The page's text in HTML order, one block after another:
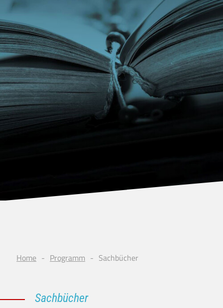
Home Programm Sachbücher
Sachbücher